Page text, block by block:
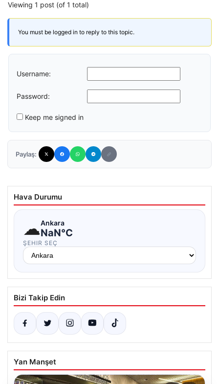
Viewing 1 post (of 1 total)
You must be logged in to reply to this topic.
Username:
Password:
Keep me signed in
Paylaş:
Hava Durumu
☁Ankara
NaN°C
ŞEHIR SEÇ
Bizi Takip Edin
Yan Manşet